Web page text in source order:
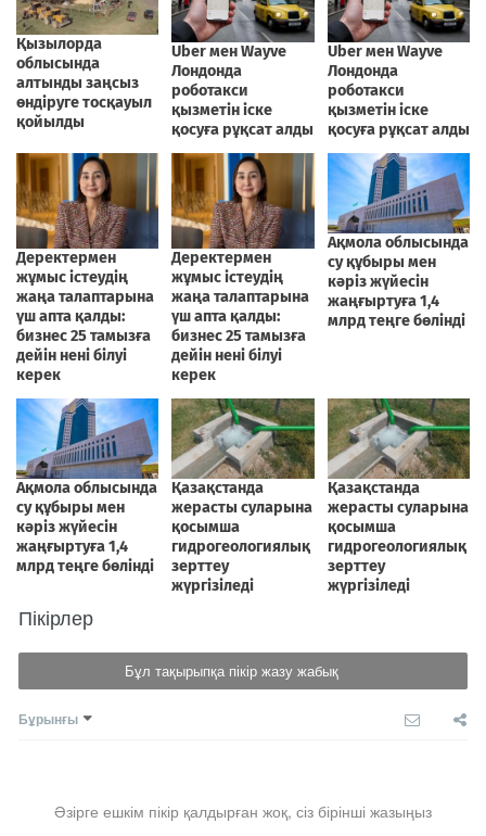
Пікірлер
Бұл тақырыпқа пікір жазу жабық
Бұрынғы
Әзірге ешкім пікір қалдырған жоқ, сіз бірінші жазыңыз